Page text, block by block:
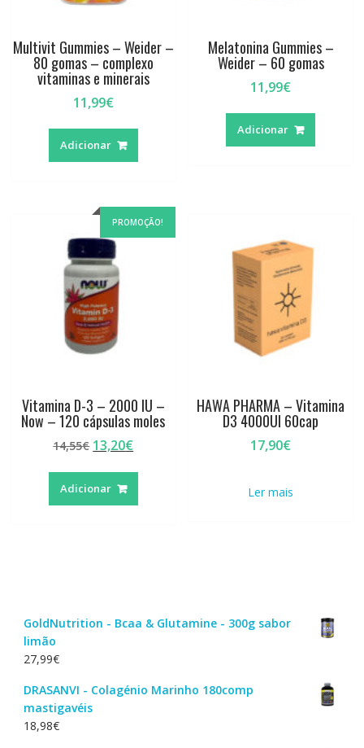
Multivit Gummies – Weider –
80 gomas – complexo
vitaminas e minerais
11,99€
Adicionar
Melatonina Gummies –
Weider – 60 gomas
11,99€
Adicionar
PROMOÇÃO!
Vitamina D-3 – 2000 IU –
Now – 120 cápsulas moles
14,55€ O
original
era:
13,20€O
Adicionar
HAWA PHARMA – Vitamina
D3 4000UI 60cap
17,90€
Ler mais
GoldNutrition - Bcaa & Glutamine - 300g sabor
limão
27,99€
DRASANVI - Colagénio Marinho 180comp
mastigavéis
18,98€